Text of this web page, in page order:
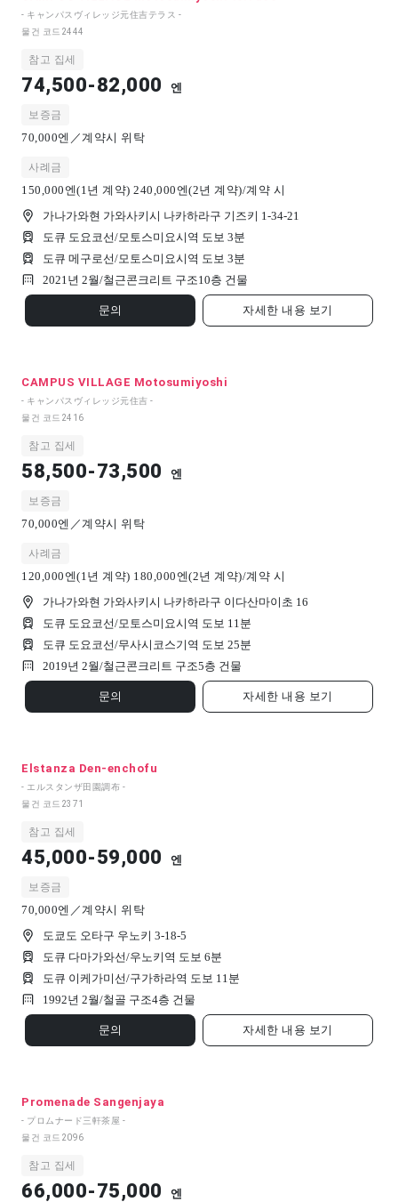
- キャンパスヴィレッジ元住吉テラス -
물건 코드 2444
참고 집세
74,500-82,000 엔
보증금
70,000엔／계약시 위탁
사례금
150,000엔(1년 계약) 240,000엔(2년 계약)/계약 시
가나가와현 가와사키시 나카하라구 기즈키 1-34-21
도큐 도요코선/모토스미요시역 도보 3분
도큐 메구로선/모토스미요시역 도보 3분
2021년 2월/철근콘크리트 구조10층 건물
문의 자세한 내용 보기
CAMPUS VILLAGE Motosumiyoshi
- キャンパスヴィレッジ元住吉 -
물건 코드 2416
참고 집세
58,500-73,500 엔
보증금
70,000엔／계약시 위탁
사례금
120,000엔(1년 계약) 180,000엔(2년 계약)/계약 시
가나가와현 가와사키시 나카하라구 이다산마이초 16
도큐 도요코선/모토스미요시역 도보 11분
도큐 도요코선/무사시코스기역 도보 25분
2019년 2월/철근콘크리트 구조5층 건물
문의 자세한 내용 보기
Elstanza Den-enchofu
- エルスタンザ田園調布 -
물건 코드 2371
참고 집세
45,000-59,000 엔
보증금
70,000엔／계약시 위탁
도쿄도 오타구 우노키 3-18-5
도큐 다마가와선/우노키역 도보 6분
도큐 이케가미선/구가하라역 도보 11분
1992년 2월/철골 구조4층 건물
문의 자세한 내용 보기
Promenade Sangenjaya
- プロムナード三軒茶屋 -
물건 코드 2096
참고 집세
66,000-75,000 엔